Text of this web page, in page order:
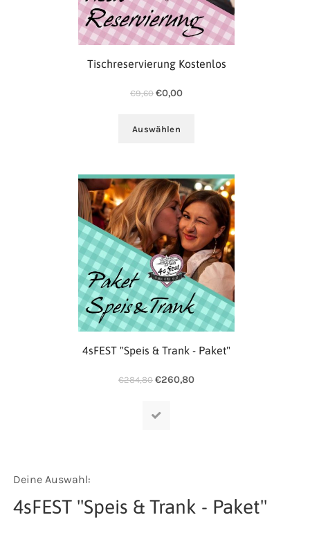
Tischreservierung Kostenlos
€9,60 €0,00
Auswählen
4sFEST "Speis & Trank - Paket"
€284,80 €260,80
Deine Auswahl:
4sFEST "Speis & Trank - Paket"